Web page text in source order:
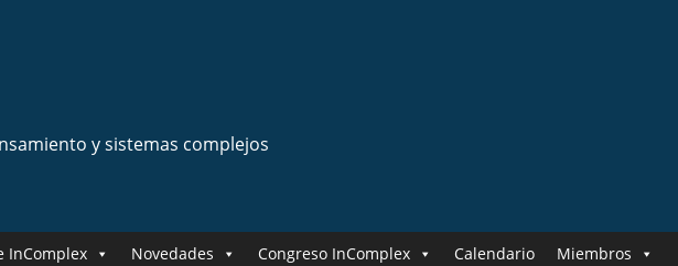
y sistemas complejos
InComplex Novedades Congreso InComplex Calendario Miembros